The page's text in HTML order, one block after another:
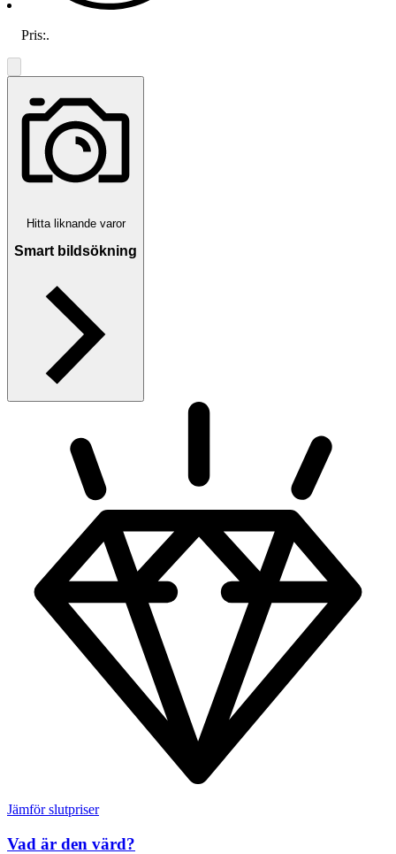
Pris:.
Hitta liknande varor
Smart bildsökning
Jämför slutpriser
Vad är den värd?